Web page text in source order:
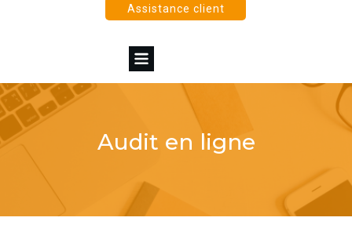
Assistance client
Audit en ligne